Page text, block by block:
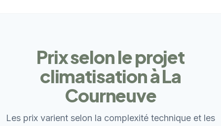
Prix selon le projet
climatisation à La
Courneuve
Les prix varient selon la complexité technique et les